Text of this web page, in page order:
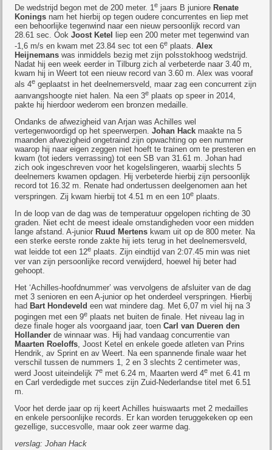
De wedstrijd begon met de 200 meter. 1e jaars B juniore Renate
Konings nam het hierbij op tegen oudere concurrentes en liep met
een behoorlijke tegenwind naar een nieuw persoonlijk record van
28.61 sec. OokJoost Ketel
liep een 200 meter met tegenwind van
-1,6 m/s en kwam met 23.84 sec tot een 6e plaats.Alex
Heijnemans was inmiddels bezig met zijn polsstokhoog wedstrijd.
Nadat hij een week eerder in Tilburg zich al verbeterde naar 3.40 m,
kwam hij in Weert tot een nieuw record van 3.60 m. Alex was vooraf
als 4e geplaatst in het deelnemersveld, maar zag een concurrent zijn
aanvangshoogte niet halen. Na een 3e plaats op speer in 2014,
pakte hij hierdoor wederom een bronzen medaille.
Ondanks de afwezigheid van Arjan was Achilles wel
vertegenwoordigd op het speerwerpen.Johan Hack maakte na 5
maanden afwezigheid ongetraind zijn opwachting op een nummer
waarop hij naar eigen zeggen niet hoeft te trainen om te presteren en
kwam (tot ieders verrassing) tot een SB van 31.61 m. Johan had
zich ook ingeschreven voor het kogelslingeren, waarbij slechts 5
deelnemers kwamen opdagen. Hij verbeterde hierbij zijn persoonlijk
record tot 16.32 m. Renate had ondertussen deelgenomen aan het
verspringen. Zij kwam hierbij tot 4.51 m en een 10e plaats.
In de loop van de dag was de temperatuur opgelopen richting de 30
graden. Niet echt de meest ideale omstandigheden voor een midden
lange afstand. A-junior Ruud Mertens kwam uit op de 800 meter. Na
een sterke eerste ronde zakte hij iets terug in het deelnemersveld,
wat leidde tot een 12e plaats. Zijn eindtijd van 2:07.45 min was niet
ver van zijn persoonlijke record verwijderd, hoewel hij beter had
gehoopt.
Het ‘Achilles-hoofdnummer’ was vervolgens de afsluiter van de dag
met 3 senioren en een A-junior op het onderdeel verspringen. Hierbij
hadBart Hondeveld een wat mindere dag. Met 6,07 m viel hij na 3
pogingen met een 9e plaats net buiten de finale. Het niveau lag in
deze finale hoger als voorgaand jaar, toenCarl van Dueren den
Hollander de winnaar was. Hij had vandaag concurrentie van
Maarten Roeloffs , Joost Ketel en enkele goede atleten van Prins
Hendrik, av Sprint en av Weert. Na een spannende finale waar het
verschil tussen de nummers 1, 2 en 3 slechts 2 centimeter was,
werd Joost uiteindelijk 7e met 6.24 m, Maarten werd 4e met 6.41 m
en Carl verdedigde met succes zijn Zuid-Nederlandse titel met 6.51
m.
Voor het derde jaar op rij keert Achilles huiswaarts met 2 medailles
en enkele persoonlijke records. Er kan worden teruggekeken op een
gezellige, succesvolle, maar ook zeer warme dag.
verslag: Johan Hack